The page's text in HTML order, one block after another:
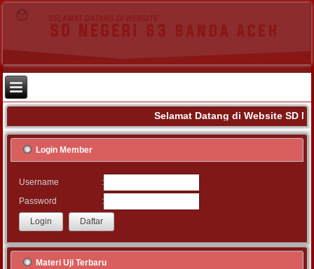
Selamat Datang di Website SD
Login Member
Username
:
Password
:
Materi Uji Terbaru